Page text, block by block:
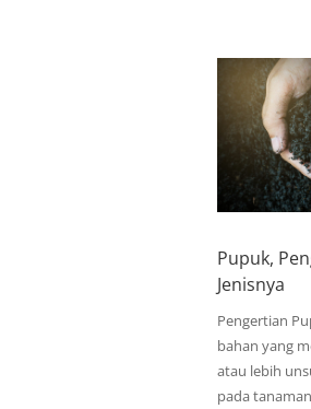
Pupuk,
Jenisnya
Pengertian
bahan yang
atau lebih
pada